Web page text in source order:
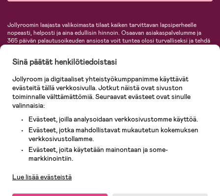
Jollyroomin laajasta valikoimasta tilaat kaiken tarvittavan lapsiperheelle
nopeasti, helposti ja aina edullisin hinnoin. Osaavan asiakaspalvelumme ja
365 päivän palautusoikeuden ansiosta voit tuntea olosi turvalliseksi ja tehdä
lastentarvikkeita sekä paljon muuta. Meiltä löydät lukuisia tunnettuja
KidKraft, Ergobaby, Philips Avent, Neonate, Cybex, LEGO ja monia muita!
Tervetuloa shoppailemaan Pohjoismaiden suurimpaan lastentarvikkeiden
verkkokauppaan!
Sinä päätät henkilötiedoistasi
Jollyroom ja digitaaliset yhteistyökumppanimme käyttävät
evästeitä tällä verkkosivulla. Jotkut näistä ovat sivuston
toiminnalle välttämättömiä. Seuraavat evästeet ovat sinulle
valinnaisia:
Evästeet, joilla analysoidaan verkkosivustomme käyttöä.
Evästeet, jotka mahdollistavat mukautetun kokemuksen
verkkosivustollamme.
Evästeet, joita käytetään mainontaan ja some-
markkinointiin.
Lue lisää evästeistä